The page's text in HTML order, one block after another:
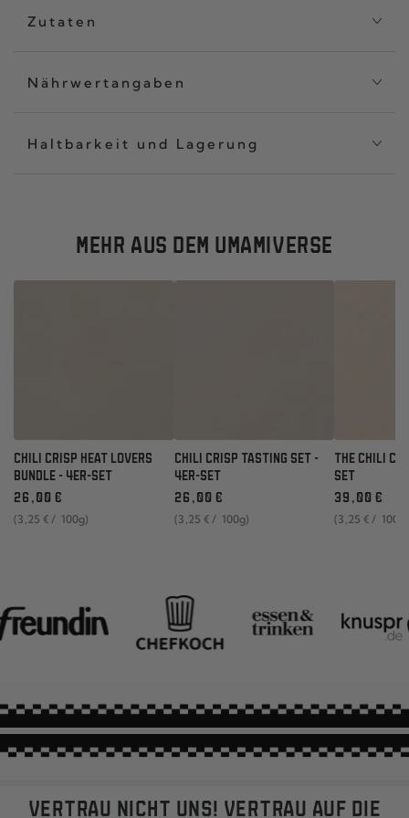
Zutaten
Nährwertangaben
Haltbarkeit und Lagerung
MEHR AUS DEM UMAMIVERSE
CHILI CRISP HEAT LOVERS
BUNDLE - 4ER-SET
Regulärer
Preis
26 ,00 €
Stückpreis
(3 ,25 € / pro
100g)
CHILI CRISP TASTING SET -
4ER-SET
Regulärer
Preis
26 ,00 €
Stückpreis
(3 ,25 € / pro
100g)
THE CHILI
SET
Regulärer
Preis
39 ,00 €
Stückpreis
(3 ,25 € / pro
100g)
VERTRAU NICHT UNS! VERTRAU AUF DIE